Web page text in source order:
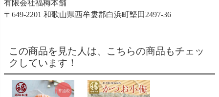
有限会社福梅本舗
〒649-2201 和歌山県西牟婁郡白浜町堅田2497-36
この商品を見た人は、こちらの商品もチェッ
クしています！